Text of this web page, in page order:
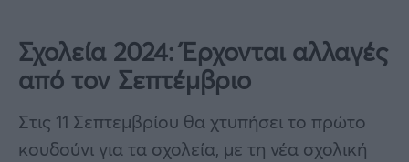
Σχολεία 2024: Έρχονται αλλαγές
από τον Σεπτέμβριο
Στις 11 Σεπτεμβρίου θα χτυπήσει το πρώτο
κουδούνι για τα σχολεία, με τη νέα σχολική